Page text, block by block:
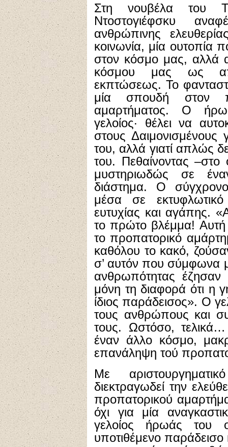
Στη νουβέλα του
Ντοστογιέφσκυ
ανθρώπινης
κοινωνία, μία ουτοπία
στον κόσμο μας, αλλά
κόσμου μας ως
εκπτώσεως. Το
μία σπουδή στον
αμαρτήματος. Ο
γελοίος· θέλει να
στους Δαιμονισμένους
του, αλλά γιατί απλώς
του. Πεθαίνοντας –στο
μυστηριωδώς σε
διάστημα. Ο
μέσα σε
ευτυχίας και αγάπης.
το πρώτο βλέμμα! Αυτή
το προπατορικό
καθόλου το κακό,
σ’ αυτόν που σύμφωνα
ανθρωπότητας
μόνη τη διαφορά ότι η
ίδιος παράδεισος». Ο
τους ανθρώπους και
τους. Ωστόσο,
έναν άλλο κόσμο,
επανάληψη τού
Με
διεκτραγωδεί την
προπατορικού
όχι για μία
γελοίος ήρωάς του
υποτιθέμενο παράδεισο